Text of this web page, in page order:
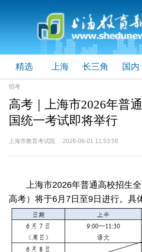
精选 上海 长三角 国内
招考
高考｜上海市2026年普
国统一考试即将举行
上海市教育考试院 2026-06-01 11:53:58
上海市2026年普通高校招生
高考）将于6月7日至9日进行。具